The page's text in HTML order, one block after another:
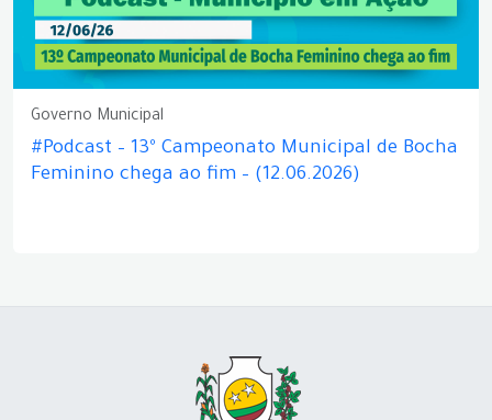
Governo Municipal
#Podcast – 13º Campeonato Municipal de Bocha
Feminino chega ao fim – (12.06.2026)